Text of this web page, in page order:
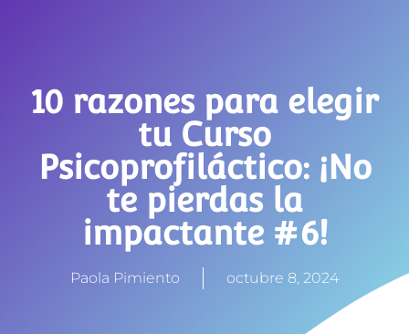
10 razones para elegir
tu Curso
Psicoprofiláctico: ¡No
te pierdas la
impactante #6!
Paola Pimiento octubre 8, 2024